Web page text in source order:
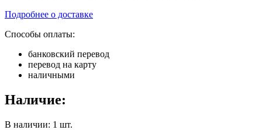
Подробнее о доставке
Способы оплаты:
банковский перевод
перевод на карту
наличными
Наличие:
В наличии: 1 шт.